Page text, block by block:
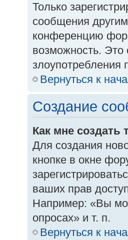
Только
сообщения
конференцию
возможность. Это
злоупотребления
Вернуться к
Создание
Как мне создать
Для создания
кнопке в окне
ваших прав
Например: «Вы
опросах» и т. п.
Вернуться к